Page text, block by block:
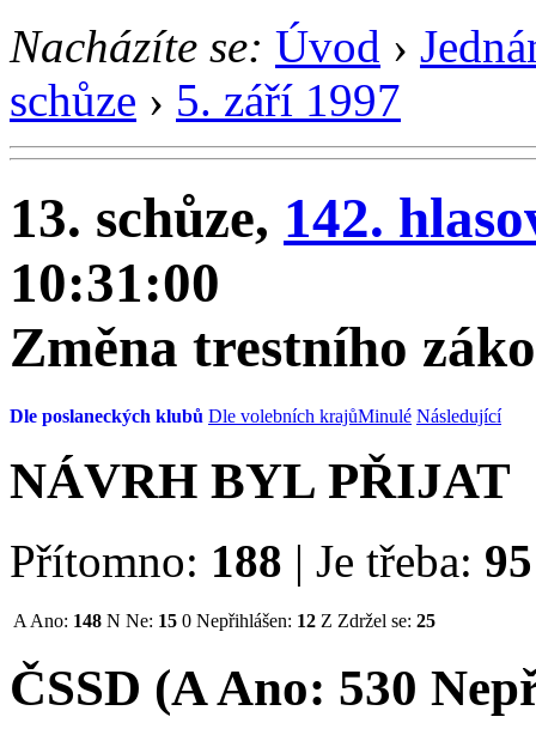
Nacházíte se: Úvod ›
schůze › 5. září 1997
13. schůze, 142.
10:31:00
Změna trestního
Dle poslaneckých klubů Dle volebních krajůMinulé Následující
NÁVRH BYL PŘIJAT
Přítomno: 188 | Je třeba: 95
A Ano: 148 N Ne: 15 0 Nepřihlášen: 12 Z Zdržel se: 25
ČSSD (AAno: 530